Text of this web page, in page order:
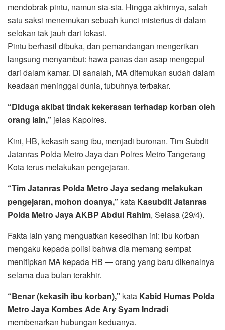
mendobrak pintu, namun sia-sia. Hingga akhirnya, salah
satu saksi menemukan sebuah kunci misterius di dalam
selokan tak jauh dari lokasi.
Pintu berhasil dibuka, dan pemandangan mengerikan
langsung menyambut: hawa panas dan asap mengepul
dari dalam kamar. Di sanalah, MA ditemukan sudah dalam
keadaan meninggal dunia, tubuhnya terbakar.
“Diduga akibat tindak kekerasan terhadap korban oleh
orang lain,” jelas Kapolres.
Kini, HB, kekasih sang ibu, menjadi buronan. Tim Subdit
Jatanras Polda Metro Jaya dan Polres Metro Tangerang
Kota terus melakukan pengejaran.
“Tim Jatanras Polda Metro Jaya sedang melakukan
pengejaran, mohon doanya,” kata Kasubdit Jatanras
Polda Metro Jaya AKBP Abdul Rahim, Selasa (29/4).
Fakta lain yang menguatkan kesedihan ini: ibu korban
mengaku kepada polisi bahwa dia memang sempat
menitipkan MA kepada HB — orang yang baru dikenalnya
selama dua bulan terakhir.
“Benar (kekasih ibu korban),” kata Kabid Humas Polda
Metro Jaya Kombes Ade Ary Syam Indradi
membenarkan hubungan keduanya.